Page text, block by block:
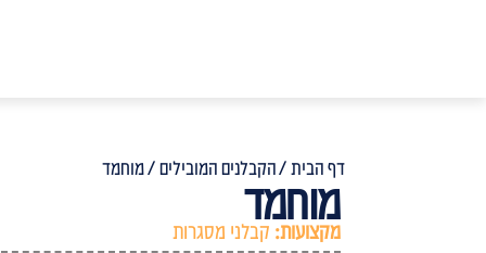
דף הבית /הקבלנים המובילים /מוחמד
מוחמד
מקצועות: קבלני מסגרות